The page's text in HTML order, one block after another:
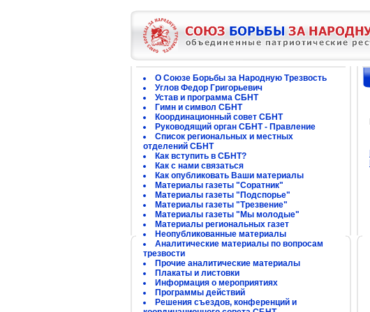
О Союзе Борьбы за Народную Трезвость
Углов Федор Григорьевич
Устав и программа СБНТ
Гимн и символ СБНТ
Координационный совет СБНТ
Руководящий орган СБНТ - Правление
Список региональных и местных
отделений СБНТ
Как вступить в СБНТ?
Как с нами связаться
Как опубликовать Ваши материалы
Материалы газеты "Соратник"
Материалы газеты "Подспорье"
Материалы газеты "Трезвение"
Материалы газеты "Мы молодые"
Материалы региональных газет
Неопубликованные материалы
Аналитические материалы по вопросам
трезвости
Прочие аналитические материалы
Плакаты и листовки
Информация о мероприятиях
Программы действий
Решения съездов, конференций и